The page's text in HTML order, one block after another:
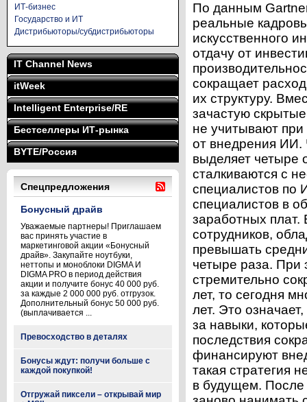
ИТ-бизнес
Государство и ИТ
Дистрибьюторы/субдистрибьюторы
IT Channel News
itWeek
Intelligent Enterprise/RE
Бестселлеры ИТ-рынка
BYTE/Россия
Спецпредложения
Бонусный драйв
Уважаемые партнеры! Приглашаем
вас принять участие в
маркетинговой акции «Бонусный
драйв». Закупайте ноутбуки,
неттопы и моноблоки DIGMA И
DIGMA PRO в период действия
акции и получите бонус 40 000 руб.
за каждые 2 000 000 руб. отгрузок.
Дополнительный бонус 50 000 руб.
(выплачивается ...
Превосходство в деталях
Бонусы ждут: получи больше с
каждой покупкой!
Отгружай пиксели – открывай мир
По данным
реальные
искусственного
отдачу от
сокращает
их структуру.
зачастую
не учитывают
от внедрения ИИ.
выделяет четыре
сталкиваются с
специалистов по
специалистов в
заработных плат.
сотрудников,
превышать
четыре раза. При
стремительно
лет, то сегодня
лет. Это
за навыки,
последствия
финансируют
такая стратегия
в будущем. После